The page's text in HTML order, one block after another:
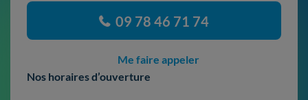
09 78 46 71 74
Me faire appeler
Nos horaires d’ouverture